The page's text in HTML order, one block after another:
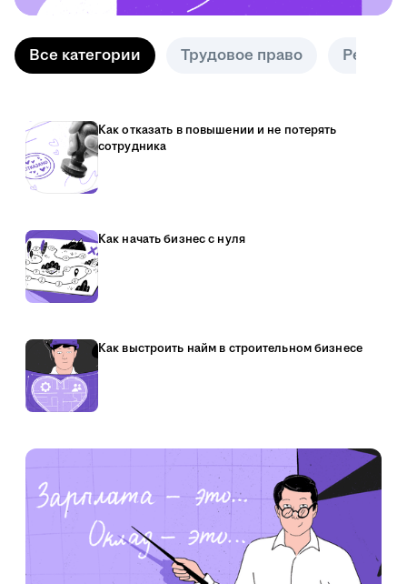
Все категории Трудовое право
Как отказать в повышении и не потерять
сотрудника
Как начать бизнес с нуля
Как выстроить найм в строительном бизнесе